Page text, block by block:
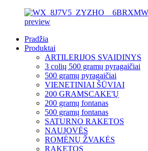
Pradžia
Produktai
ARTILERIJOS SVAIDINYS
3 colių 500 gramų pyragaičiai
500 gramų pyragaičiai
VIENETINIAI ŠŪVIAI
200 GRAMSCAKE'Ų
200 gramų fontanas
500 gramų fontanas
SATURNO RAKETOS
NAUJOVĖS
ROMĖNŲ ŽVAKĖS
RAKETOS